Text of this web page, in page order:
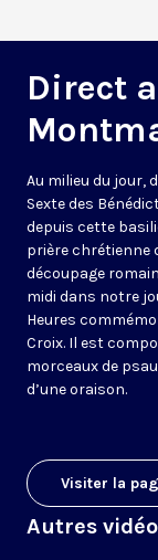
Direct
Au milieu du jour,
Sexte des
depuis cette
prière chrétienne
découpage
midi dans notre
Heures
Croix. Il est
morceaux de
d’une oraison.
Visiter la
Autres